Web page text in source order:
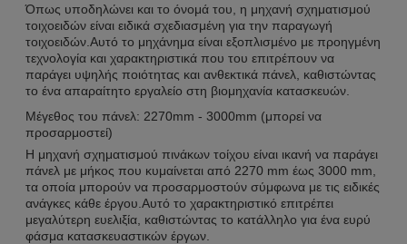
Όπως υποδηλώνει και το όνομά του, η μηχανή σχηματισμού
τοιχοειδών είναι ειδικά σχεδιασμένη για την παραγωγή
τοιχοειδών.Αυτό το μηχάνημα είναι εξοπλισμένο με προηγμένη
τεχνολογία και χαρακτηριστικά που του επιτρέπουν να
παράγει υψηλής ποιότητας και ανθεκτικά πάνελ, καθιστώντας
το ένα απαραίτητο εργαλείο στη βιομηχανία κατασκευών.
Μέγεθος του πάνελ: 2270mm - 3000mm (μπορεί να
προσαρμοστεί)
Η μηχανή σχηματισμού πινάκων τοίχου είναι ικανή να παράγει
πάνελ με μήκος που κυμαίνεται από 2270 mm έως 3000 mm,
τα οποία μπορούν να προσαρμοστούν σύμφωνα με τις ειδικές
ανάγκες κάθε έργου.Αυτό το χαρακτηριστικό επιτρέπει
μεγαλύτερη ευελιξία, καθιστώντας το κατάλληλο για ένα ευρύ
φάσμα κατασκευαστικών έργων.